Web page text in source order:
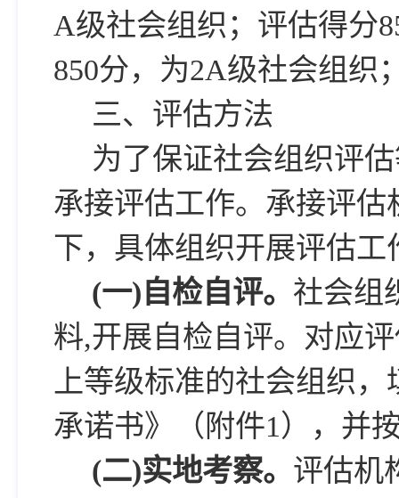
A级社会组织；评估得分
850分，为2A级社会组织
三、评估方法
为了保证社会组织评
承接评估工作。承接评
下，具体组织开展评估工
(一)自检自评。 社会组
料,开展自检自评。对应
上等级标准的社会组织，
承诺书》（附件1），并
(二)实地考察。 评估机